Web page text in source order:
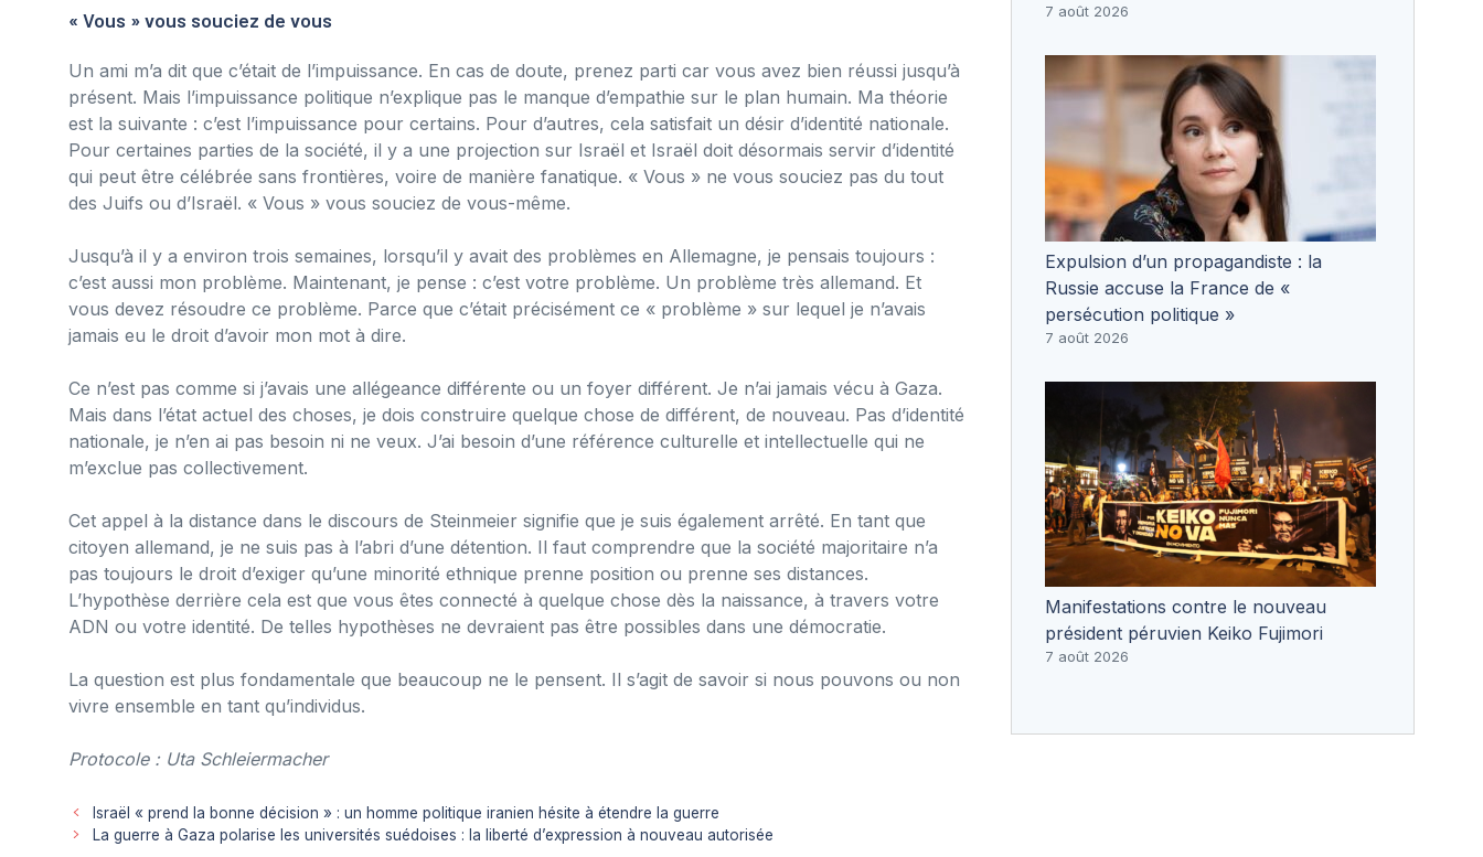
« Vous » vous souciez de vous
Un ami m’a dit que c’était de l’impuissance. En cas de doute, prenez parti car vous avez bien réussi jusqu’à
présent. Mais l’impuissance politique n’explique pas le manque d’empathie sur le plan humain. Ma théorie
est la suivante : c’est l’impuissance pour certains. Pour d’autres, cela satisfait un désir d’identité nationale.
Pour certaines parties de la société, il y a une projection sur Israël et Israël doit désormais servir d’identité
qui peut être célébrée sans frontières, voire de manière fanatique. « Vous » ne vous souciez pas du tout
des Juifs ou d’Israël. « Vous » vous souciez de vous-même.
Jusqu’à il y a environ trois semaines, lorsqu’il y avait des problèmes en Allemagne, je pensais toujours :
c’est aussi mon problème. Maintenant, je pense : c’est votre problème. Un problème très allemand. Et
vous devez résoudre ce problème. Parce que c’était précisément ce « problème » sur lequel je n’avais
jamais eu le droit d’avoir mon mot à dire.
Ce n’est pas comme si j’avais une allégeance différente ou un foyer différent. Je n’ai jamais vécu à Gaza.
Mais dans l’état actuel des choses, je dois construire quelque chose de différent, de nouveau. Pas d’identité
nationale, je n’en ai pas besoin ni ne veux. J’ai besoin d’une référence culturelle et intellectuelle qui ne
m’exclue pas collectivement.
Cet appel à la distance dans le discours de Steinmeier signifie que je suis également arrêté. En tant que
citoyen allemand, je ne suis pas à l’abri d’une détention. Il faut comprendre que la société majoritaire n’a
pas toujours le droit d’exiger qu’une minorité ethnique prenne position ou prenne ses distances.
L’hypothèse derrière cela est que vous êtes connecté à quelque chose dès la naissance, à travers votre
ADN ou votre identité. De telles hypothèses ne devraient pas être possibles dans une démocratie.
La question est plus fondamentale que beaucoup ne le pensent. Il s’agit de savoir si nous pouvons ou non
vivre ensemble en tant qu’individus.
Protocole : Uta Schleiermacher
Israël « prend la bonne décision » : un homme politique iranien hésite à étendre la guerre
La guerre à Gaza polarise les universités suédoises : la liberté d’expression à nouveau autorisée
7 août 2026
Expulsion d’un propagandiste : la
Russie accuse la France de «
persécution politique »
7 août 2026
Manifestations contre le nouveau
président péruvien Keiko Fujimori
7 août 2026